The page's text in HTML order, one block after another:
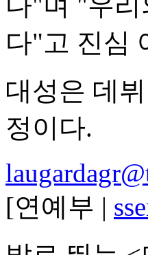
다"고 진심
대성은 데
정이다.
[연예부 |